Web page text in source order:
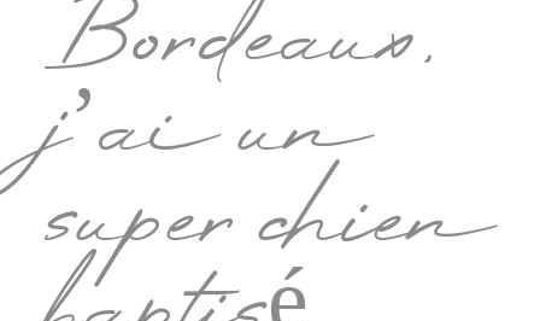
Bordeaux,
j’ai un
super chien